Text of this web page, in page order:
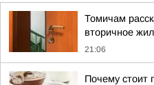
Томичам
вторичное
21:06
Почему стоит